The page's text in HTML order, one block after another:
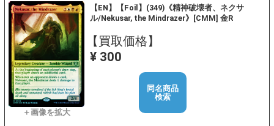
【EN】【Foil】(349)《精神破壊者、ネクサ
ル/Nekusar, the Mindrazer》[CMM] 金R
【買取価格】
¥ 300
同名商品
検索